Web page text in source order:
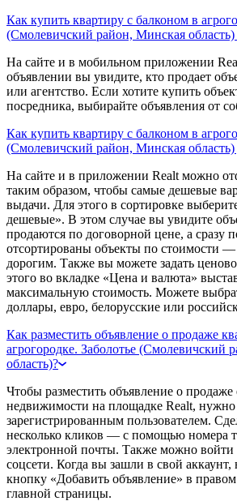
Как купить квартиру с балконом в
(Смолевичский район, Минская область)
На сайте и в мобильном приложении
объявлении вы увидите, кто продает
или агентство. Если хотите купить
посредника, выбирайте объявления от
Как купить квартиру с балконом в
(Смолевичский район, Минская
На сайте и в приложении Realt можно
таким образом, чтобы самые дешевые
выдачи. Для этого в сортировке
дешевые». В этом случае вы увидите
продаются по договорной цене, а сразу
отсортированы объекты по стоимости
дорогим. Также вы можете задать
этого во вкладке «Цена и валюта»
максимальную стоимость. Можете
доллары, евро, белорусские или
Как разместить объявление о продаже
агрогородке. Заболотье (Смолевичский
область)?
Чтобы разместить объявление о продаже
недвижимости на площадке Realt,
зарегистрированным пользователем.
несколько кликов — с помощью номера
электронной почты. Также можно войти
соцсети. Когда вы зашли в свой
кнопку «Добавить объявление» в
главной страницы.